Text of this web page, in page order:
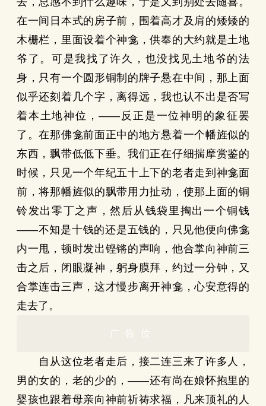
在一间日本式的房子前，围着高才及肩的矮矮的
木栅栏，里面设着个神龛，供奉的大约就是土地
爷了。可是我找了许久，也没找见土地爷的法
身，只有一个圆形铜制的牌子悬在中间，那上面
似乎还刻着几个字，离得远，我也认不出是否写
着本土地神位，——反正是一位神明的象征罢
了。在那佛龛前面正中的地方悬着一个幡旌似的
东西，飘带低低下垂。我们正在仔细揣摩赏鉴的
时候，只见一个年纪五十上下的老者走到神龛面
前，将那幡旌似的飘带用力扯动，使那上面的铜
铃发出零丁之声，然后从钱袋里掏出一个铜钱
——不知是十钱的还是五钱的，只见他便向佛龛
内一甩，顿时发出铿锵的声响，他合掌向神前三
击之后，闭眼凝神，躬身膜拜，约过一分钟，又
合掌连击三声，这才慢步离开神龛，心安意得的
走去了。
广告位
自从这位老者走后，接二连三来了许多人，
男的女的，老的少的，——还有尚在娘怀抱里的
婴孩也跟着母亲向神前祈祷求福，凡来顶礼的人